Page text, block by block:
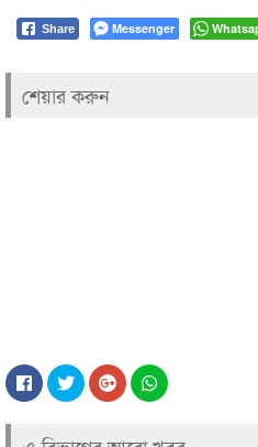
Share Messenger
শেয়ার করুন